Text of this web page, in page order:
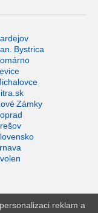
Bystrica
Zámky
reklam a